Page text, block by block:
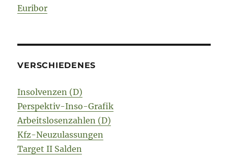
Euribor
VERSCHIEDENES
Insolvenzen (D)
Perspektiv-Inso-Grafik
Arbeitslosenzahlen (D)
Kfz-Neuzulassungen
Target II Salden